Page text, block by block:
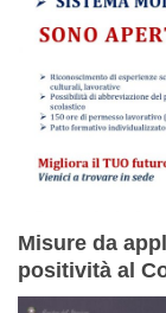
Misure da
positività al